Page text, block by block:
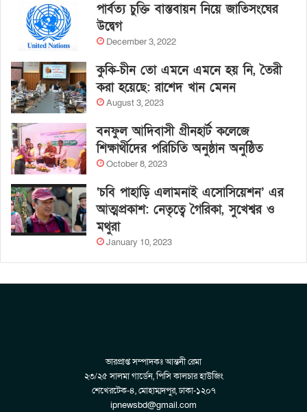
পার্বত্য চুক্তি বাস্তবায়ন নিয়ে জাতিসংঘের
উদ্বেগ
December 3, 2022
কুকি-চীন তো এমনে এমনে হয় নি, তৈরী
করা হয়েছে: রাশেদ খান মেনন
August 3, 2023
বনফুল আদিবাসী গ্রীনহার্ট কলেজে
শিক্ষার্থীদের পরিচিতি অনুষ্ঠান অনুষ্ঠিত
October 8, 2023
‘চবি পাহাড়ি এলামনাই এসোসিয়েশন’ এর
আত্মপ্রকাশ: নেতৃত্বে গৈরিকা, সুখেশ্বর ও
মথুরা
January 10, 2023
ভারপ্রাপ্ত সম্পাদকঃ আন্তনী রেমা
২৩/২৫ সালমা গার্ডেন, পিসি কালচার হাউজিং
শেখেরটেক-৪, মোহাম্মদপুর, ঢাকা-১২০৭
ipnewsbd@gmail.com